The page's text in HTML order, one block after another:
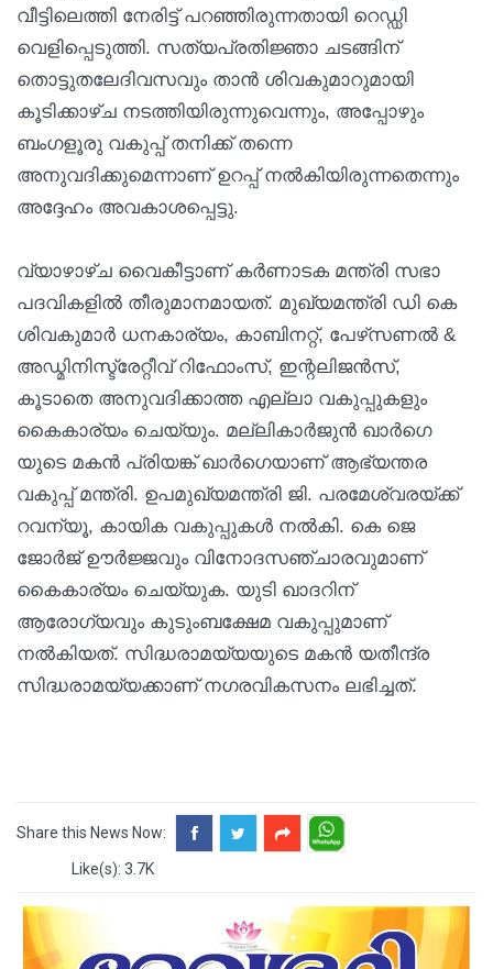
വീട്ടിലെത്തി നേരിട്ട് പറഞ്ഞിരുന്നതായി റെഡ്ഡി
വെളിപ്പെടുത്തി. സത്യപ്രതിജ്ഞാ ചടങ്ങിന്
തൊട്ടുതലേദിവസവും താൻ ശിവകുമാറുമായി
കൂടിക്കാഴ്ച നടത്തിയിരുന്നുവെന്നും, അപ്പോഴും
ബംഗളൂരു വകുപ്പ് തനിക്ക് തന്നെ
അനുവദിക്കുമെന്നാണ് ഉറപ്പ് നൽകിയിരുന്നതെന്നും
അദ്ദേഹം അവകാശപ്പെട്ടു.
വ്യാഴാഴ്ച വൈകീട്ടാണ് കർണാടക മന്ത്രി സഭാ
പദവികളിൽ തീരുമാനമായത്. മുഖ്യമന്ത്രി ഡി കെ
ശിവകുമാർ ധനകാര്യം, കാബിനറ്റ്, പേഴ്‌സണൽ &
അഡ്മിനിസ്ട്രേറ്റീവ് റിഫോംസ്, ഇന്റലിജൻസ്,
കൂടാതെ അനുവദിക്കാത്ത എല്ലാ വകുപ്പുകളും
കൈകാര്യം ചെയ്യും. മല്ലികാർജുൻ ഖാർഗെ
യുടെ മകൻ പ്രിയങ്ക് ഖാർഗെയാണ് ആഭ്യന്തര
വകുപ്പ് മന്ത്രി. ഉപമുഖ്യമന്ത്രി ജി. പരമേശ്വരയ്ക്ക്
റവന്യൂ, കായിക വകുപ്പുകൾ നൽകി. കെ ജെ
ജോർജ് ഊർജ്ജവും വിനോദസഞ്ചാരവുമാണ്
കൈകാര്യം ചെയ്യുക. യുടി ഖാദറിന്
ആരോഗ്യവും കുടുംബക്ഷേമ വകുപ്പുമാണ്
നൽകിയത്. സിദ്ധരാമയ്യയുടെ മകൻ യതീന്ദ്ര
സിദ്ധരാമയ്യക്കാണ് നഗരവികസനം ലഭിച്ചത്.
Share this News Now:
Like(s): 3.7K